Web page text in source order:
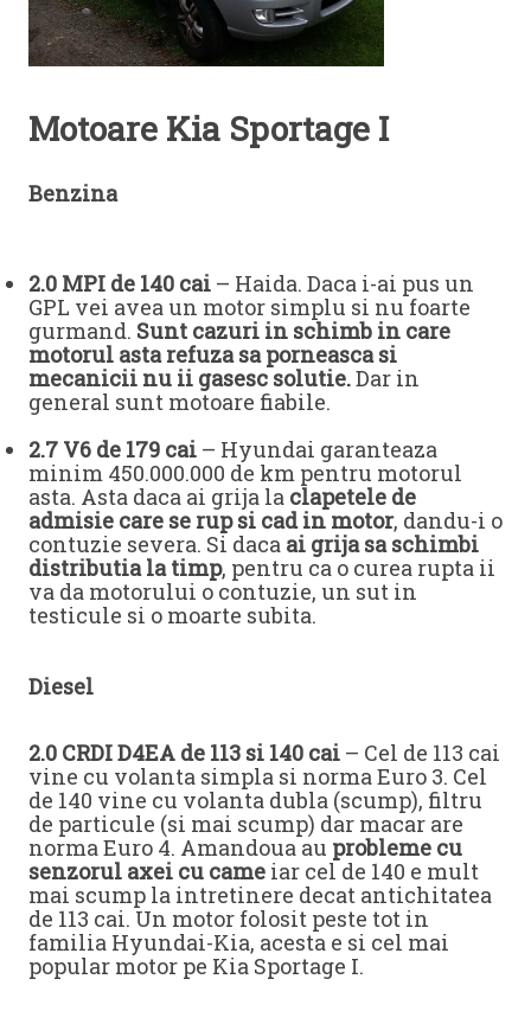
Motoare Kia Sportage I
Benzina
2.0 MPI de 140 cai – Haida. Daca i-ai pus un
GPL vei avea un motor simplu si nu foarte
gurmand. Sunt cazuri in schimb in care
motorul asta refuza sa porneasca si
mecanicii nu ii gasesc solutie.Dar in
general sunt motoare fiabile.
2.7 V6 de 179 cai – Hyundai garanteaza
minim 450.000.000 de km pentru motorul
asta. Asta daca ai grija la clapetele de
admisie care se rup si cad in motor, dandu-i o
contuzie severa. Si daca ai grija sa schimbi
distributia la timp, pentru ca o curea rupta ii
va da motorului o contuzie, un sut in
testicule si o moarte subita.
Diesel
2.0 CRDI D4EA de 113 si 140 cai – Cel de 113 cai
vine cu volanta simpla si norma Euro 3. Cel
de 140 vine cu volanta dubla (scump), filtru
de particule (si mai scump) dar macar are
norma Euro 4. Amandoua au probleme cu
senzorul axei cu came iar cel de 140 e mult
mai scump la intretinere decat antichitatea
de 113 cai. Un motor folosit peste tot in
familia Hyundai-Kia, acesta e si cel mai
popular motor pe Kia Sportage I.